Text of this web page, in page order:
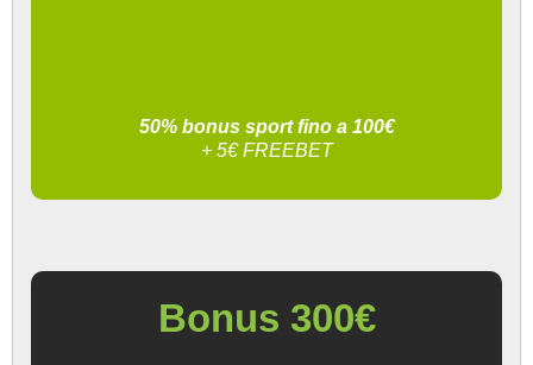
50% bonus sport fino a 100€
+ 5€ FREEBET
Bonus 300€